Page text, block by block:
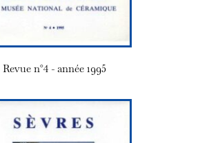
Revue n°4 - année 1995